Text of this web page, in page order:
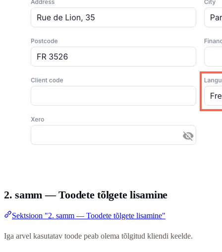
2. samm — Toodete tõlgete lisamine
Sektsioon "2. samm — Toodete tõlgete lisamine"
Iga arvel kasutatav toode peab olema tõlgitud kliendi keelde.